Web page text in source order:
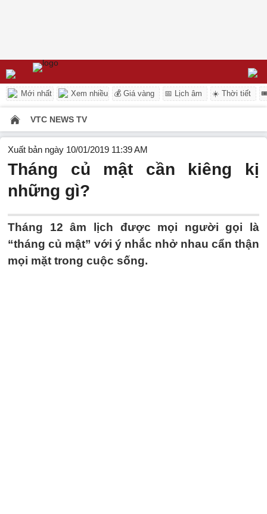
Mới nhất Xem nhiều 💰 Giá vàng 📅 Lịch âm ☀️ Thời tiết
VTC NEWS TV
Xuất bản ngày 10/01/2019 11:39 AM
Tháng củ mật cần kiêng kị
những gì?
Tháng 12 âm lịch được mọi người gọi là
“tháng củ mật” với ý nhắc nhở nhau cẩn thận
mọi mặt trong cuộc sống.